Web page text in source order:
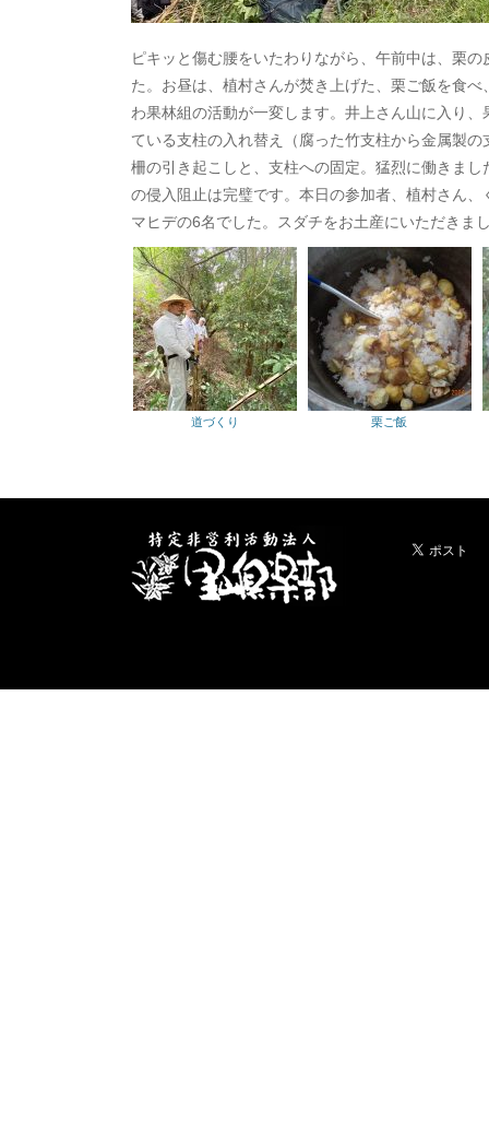
ピキッと傷む腰をいたわりながら、午前中は、栗
た。お昼は、植村さんが焚き上げた、栗ご飯を食
わ果林組の活動が一変します。井上さん山に入り
ている支柱の入れ替え（腐った竹支柱から金属製
柵の引き起こしと、支柱への固定。猛烈に働きま
の侵入阻止は完璧です。本日の参加者、植村さん
マヒデの6名でした。スダチをお土産にいただきま
道づくり 栗ご飯